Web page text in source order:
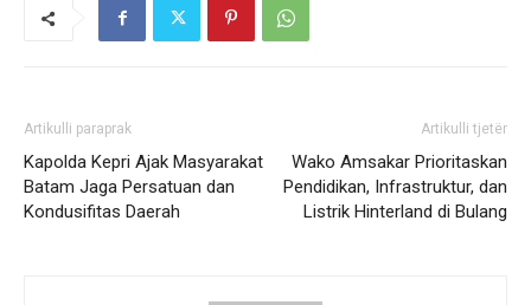
Artikulli paraprak
Kapolda Kepri Ajak Masyarakat
Batam Jaga Persatuan dan
Kondusifitas Daerah
Artikulli tjetër
Wako Amsakar Prioritaskan
Pendidikan, Infrastruktur, dan
Listrik Hinterland di Bulang